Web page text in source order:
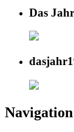
Das
Navigation